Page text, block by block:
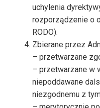
uchylenia
rozporządzenie o
RODO).
Zbierane przez
– przetwarzane
– przetwarzane w
niepoddawane
niezgodnemu z